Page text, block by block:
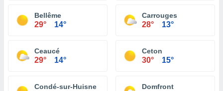
Bellême
29° 14°
Carrouges
28° 13°
Ceaucé
29° 14°
Ceton
30° 15°
Condé-sur-Huisne Domfront